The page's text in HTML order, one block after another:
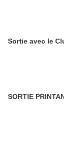
Sortie avec le
SORTIE